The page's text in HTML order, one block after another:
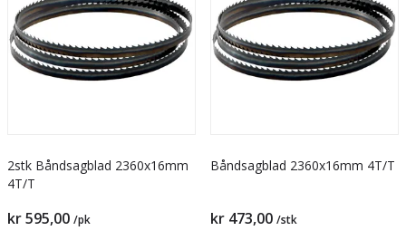
2stk Båndsagblad 2360x16mm
4T/T
kr 595,00 /pk
Båndsagblad 2360x16mm 4T/T
kr 473,00 /stk